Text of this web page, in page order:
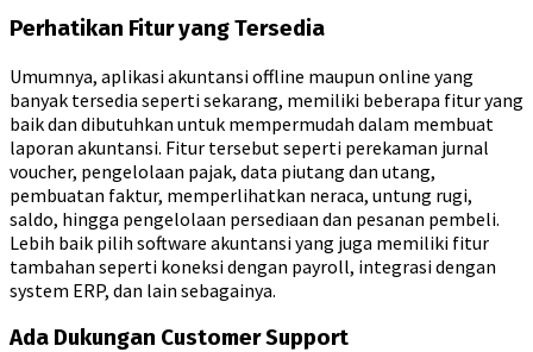
Perhatikan Fitur yang Tersedia
Umumnya, aplikasi akuntansi offline maupun online yang
banyak tersedia seperti sekarang, memiliki beberapa fitur yang
baik dan dibutuhkan untuk mempermudah dalam membuat
laporan akuntansi. Fitur tersebut seperti perekaman jurnal
voucher, pengelolaan pajak, data piutang dan utang,
pembuatan faktur, memperlihatkan neraca, untung rugi,
saldo, hingga pengelolaan persediaan dan pesanan pembeli.
Lebih baik pilih software akuntansi yang juga memiliki fitur
tambahan seperti koneksi dengan payroll, integrasi dengan
system ERP, dan lain sebagainya.
Ada Dukungan Customer Support